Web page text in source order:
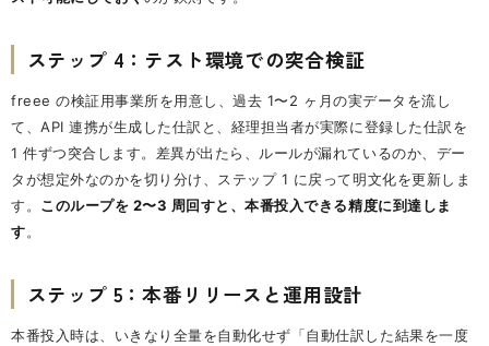
ステップ 4：テスト環境での突合検証
freee の検証用事業所を用意し、過去 1〜2 ヶ月の実データを流し
て、API 連携が生成した仕訳と、経理担当者が実際に登録した仕訳を
1 件ずつ突合します。差異が出たら、ルールが漏れているのか、デー
タが想定外なのかを切り分け、ステップ 1 に戻って明文化を更新しま
す。 このループを 2〜3 周回すと、本番投入できる精度に到達しま
す。
ステップ 5：本番リリースと運用設計
本番投入時は、いきなり全量を自動化せず「自動仕訳した結果を一度